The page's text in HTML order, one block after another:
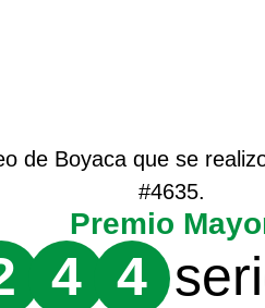
de Boyaca que se
#4635.
Premio
4 4